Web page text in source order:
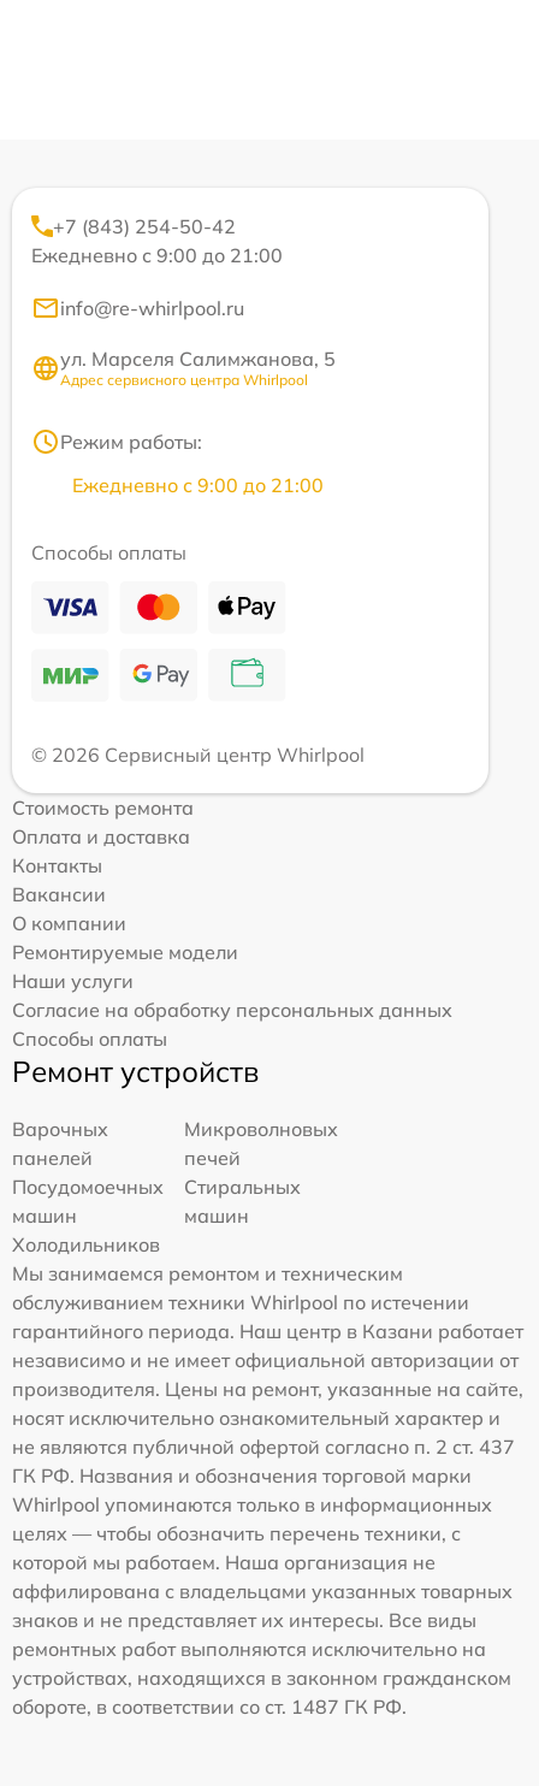
+7 (843) 254-50-42
Ежедневно с 9:00 до 21:00
info@re-whirlpool.ru
ул. Марселя Салимжанова, 5
Адрес сервисного центра Whirlpool
Режим работы:
Ежедневно с 9:00 до 21:00
Способы оплаты
© 2026 Сервисный центр Whirlpool
Стоимость ремонта
Оплата и доставка
Контакты
Вакансии
О компании
Ремонтируемые модели
Наши услуги
Согласие на обработку персональных данных
Способы оплаты
Ремонт устройств
Варочных
панелей
Микроволновых
печей
Посудомоечных
машин
Стиральных
машин
Холодильников
Мы занимаемся ремонтом и техническим
обслуживанием техники Whirlpool по истечении
гарантийного периода. Наш центр в Казани работает
независимо и не имеет официальной авторизации от
производителя. Цены на ремонт, указанные на сайте,
носят исключительно ознакомительный характер и
не являются публичной офертой согласно п. 2 ст. 437
ГК РФ. Названия и обозначения торговой марки
Whirlpool упоминаются только в информационных
целях — чтобы обозначить перечень техники, с
которой мы работаем. Наша организация не
аффилирована с владельцами указанных товарных
знаков и не представляет их интересы. Все виды
ремонтных работ выполняются исключительно на
устройствах, находящихся в законном гражданском
обороте, в соответствии со ст. 1487 ГК РФ.